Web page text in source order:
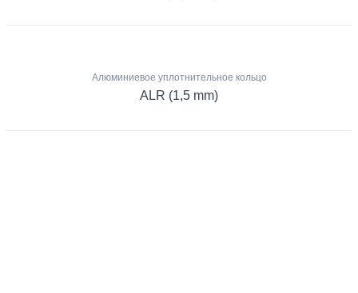
Алюминиевое уплотнительное кольцо
ALR (1,5 mm)